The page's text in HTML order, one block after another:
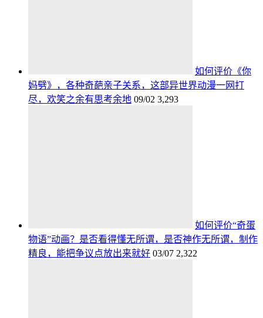
如何评价《你
妈劈》，各种奇葩亲子关系，这部异世界动漫一网打
尽，欢笑之余有思考余地 09/02 3,293
如何评价“奇蛋
物语”动画？是否看得懂无所谓，是否神作无所谓，制作
精良，能把争议点放出来就好 03/07 2,322